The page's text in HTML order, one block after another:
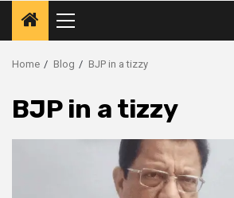
Primary
Menu
Home Blog BJP in a tizzy
BJP in a tizzy